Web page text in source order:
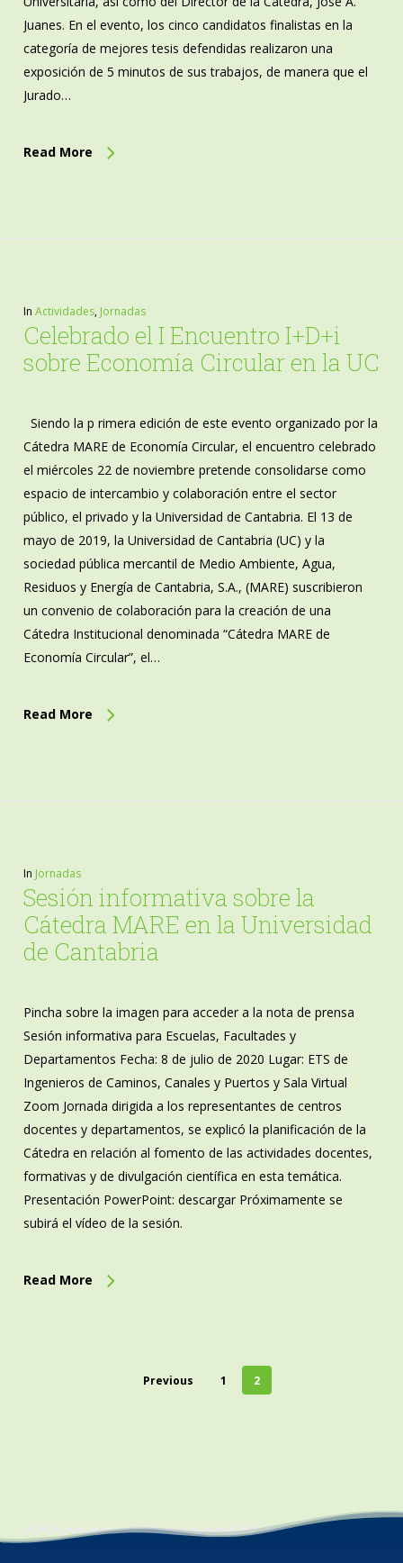
Juanes. En el evento, los cinco candidatos finalistas en la
categoría de mejores tesis defendidas realizaron una
exposición de 5 minutos de sus trabajos, de manera que el
Jurado…
Read More
In Actividades, Jornadas
Celebrado el I Encuentro I+D+i
sobre Economía Circular en la UC
Siendo la p rimera edición de este evento organizado por la
Cátedra MARE de Economía Circular, el encuentro celebrado
el miércoles 22 de noviembre pretende consolidarse como
espacio de intercambio y colaboración entre el sector
público, el privado y la Universidad de Cantabria. El 13 de
mayo de 2019, la Universidad de Cantabria (UC) y la
sociedad pública mercantil de Medio Ambiente, Agua,
Residuos y Energía de Cantabria, S.A., (MARE) suscribieron
un convenio de colaboración para la creación de una
Cátedra Institucional denominada “Cátedra MARE de
Economía Circular”, el…
Read More
In Jornadas
Sesión informativa sobre la
Cátedra MARE en la Universidad
de Cantabria
Pincha sobre la imagen para acceder a la nota de prensa
Sesión informativa para Escuelas, Facultades y
Departamentos Fecha: 8 de julio de 2020 Lugar: ETS de
Ingenieros de Caminos, Canales y Puertos y Sala Virtual
Zoom Jornada dirigida a los representantes de centros
docentes y departamentos, se explicó la planificación de la
Cátedra en relación al fomento de las actividades docentes,
formativas y de divulgación científica en esta temática.
Presentación PowerPoint: descargar Próximamente se
subirá el vídeo de la sesión.
Read More
Previous 1 2